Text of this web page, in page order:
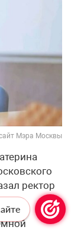
Мэра Москвы
ректор